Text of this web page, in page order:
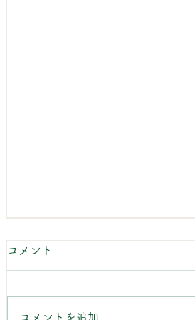
重要なお知らせ
コメント
コメントを追加…